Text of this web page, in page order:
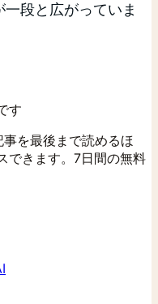
段と広がっていま
す
を最後まで読めるほ
できます。7日間の無料